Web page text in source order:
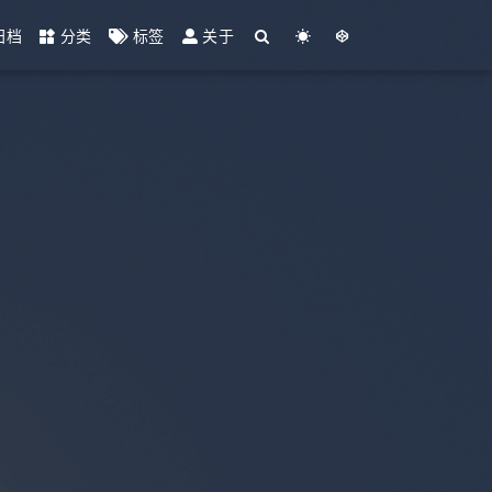
档 分类 标签 关于